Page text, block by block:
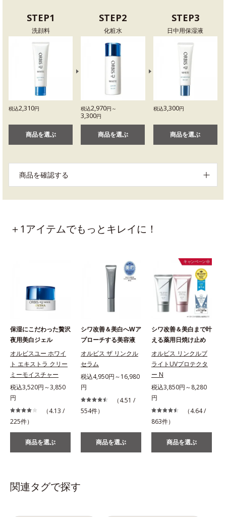
STEP1
洗顔料
税込2,310円
商品を選ぶ
STEP2
化粧水
税込2,970円～
3,300円
商品を選ぶ
STEP3
日中用保湿液
税込3,300円
商品を選ぶ
商品を確認する
＋1アイテムでもっとキレイに！
保湿にこだわった贅沢
夜用美白ジェル
オルビスユー ホワイ
ト エキストラ クリー
ミーモイスチャー
税込3,520円～3,850
円
（4.13 /
225件）
商品を選ぶ
シワ改善＆美白へWア
プローチする美容液
オルビス ザ リンクル
セラム
税込4,950円～16,980
円
（4.51 /
554件）
商品を選ぶ
シワ改善＆美白まで叶
える薬用日焼け止め
オルビス リンクルブ
ライトUVプロテクタ
ー N
税込3,850円～8,280
円
（4.64 /
863件）
商品を選ぶ
関連タグで探す